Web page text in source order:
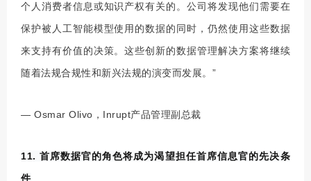
个人消费者信息或知识产权有关的。公司将发现他们需要在
保护被人工智能模型使用的数据的同时，仍然使用这些数据
来支持有价值的决策。这些创新的数据管理解决方案将继续
随着法规合规性和新兴法规的演变而发展。”
— Osmar Olivo，Inrupt产品管理副总裁
11. 首席数据官的角色将成为渴望担任首席信息官的先决条
件